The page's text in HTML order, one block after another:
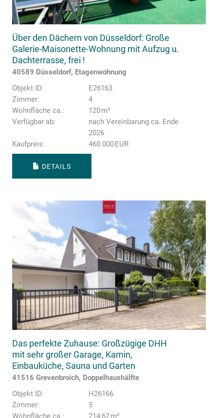
Über den Dächern von Düsseldorf: Große
Galerie-Maisonette-Wohnung mit Aufzug u.
Dachterrasse, frei !
40589 Düsseldorf, Etagenwohnung
Objekt ID:
E26163
Zimmer:
4
Wohnfläche ca.:
120 m²
Verfügbar ab:
nach Vereinbarung ca. Ende
2026
Kaufpreis:
460.000 EUR
DETAILS
Das perfekte Zuhause: Großzügige DHH
mit sehr großer Garage, Kamin,
Einbauküche, Sauna und Garten
41516 Grevenbroich, Doppelhaushälfte
Objekt ID:
H26166
Zimmer:
5
Wohnfläche ca.:
214,62 m²